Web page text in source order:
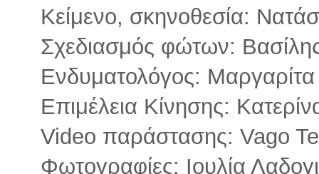
Κείμενο, σκηνοθεσία:
Σχεδιασμός φώτων:
Ενδυματολόγος:
Επιμέλεια Κίνησης:
Video παράστασης: Vago
Φωτογραφίες: Ιουλία